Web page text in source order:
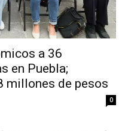
a 36
en Puebla;
millones de pesos
0